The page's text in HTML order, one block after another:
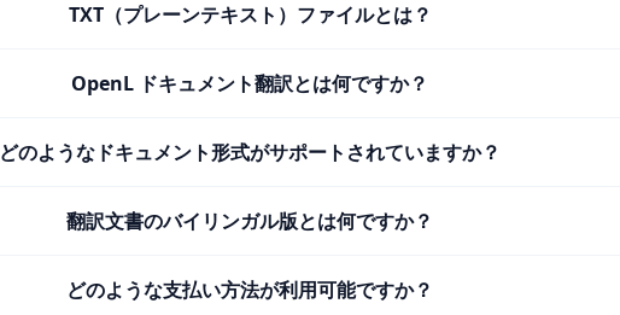
TXT（プレーンテキスト）ファイルとは？
OpenL ドキュメント翻訳とは何ですか？
どのようなドキュメント形式がサポートされていますか？
翻訳文書のバイリンガル版とは何ですか？
どのような支払い方法が利用可能ですか？